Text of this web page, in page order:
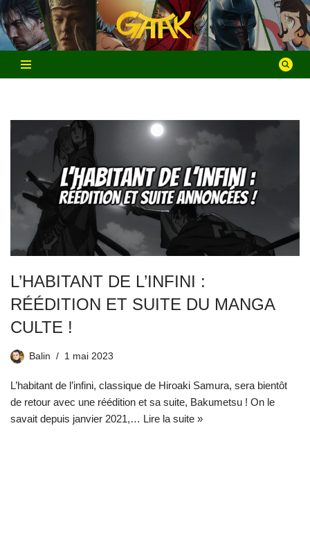
Aller
au
contenu
L’HABITANT DE L’INFINI :
RÉÉDITION ET SUITE DU MANGA
CULTE !
Balin 1 mai 2023
L’habitant de l’infini, classique de Hiroaki Samura, sera bientôt
de retour avec une réédition et sa suite, Bakumetsu ! On le
savait depuis janvier 2021,… Lire la suite »